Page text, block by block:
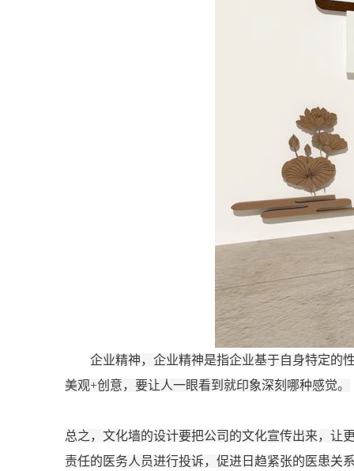
企业精神，企业精神是指企业基于自身特定的
美观+创意，要让人一眼看到就印象深刻哪种感觉。
总之，文化墙的设计要把公司的文化宣传出来，让
责任的医务人员进行投诉，促进日趋紧张的医患关